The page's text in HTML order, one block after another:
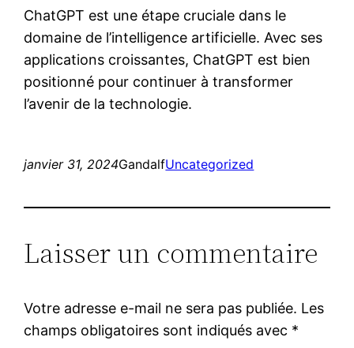
ChatGPT est une étape cruciale dans le
domaine de l’intelligence artificielle. Avec ses
applications croissantes, ChatGPT est bien
positionné pour continuer à transformer
l’avenir de la technologie.
janvier 31, 2024GandalfUncategorized
Laisser un commentaire
Votre adresse e-mail ne sera pas publiée. Les
champs obligatoires sont indiqués avec *